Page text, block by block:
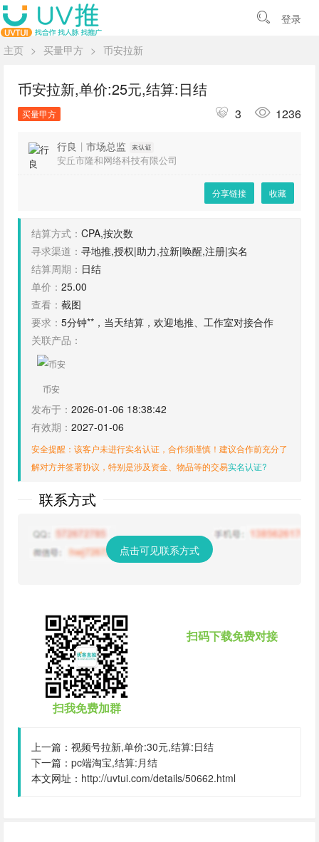
登录
主页 > 买量甲方 > 币安拉新
币安拉新,单价:25元,结算:日结
买量甲方 3 1236
行良 | 市场总监
安丘市隆和网络科技有限公司
分享链接 收藏
结算方式： CPA,按次数
寻求渠道： 寻地推,授权|助力,拉新|唤醒,注册|实名
结算周期： 日结
单价： 25.00
查看： 截图
要求： 5分钟**，当天结算，欢迎地推、工作室对接合作
关联产品：
币安
发布于： 2026-01-06 18:38:42
有效期： 2027-01-06
安全提醒：该客户未进行实名认证，合作须谨慎！建议合作前充分了
解对方并签署协议，特别是涉及资金、物品等的交易实名认证?
联系方式
点击可见联系方式
扫我免费加群
扫码下载免费对接
上一篇： 视频号拉新,单价:30元,结算:日结
下一篇： pc端淘宝,结算:月结
本文网址： http://uvtui.com/details/50662.html